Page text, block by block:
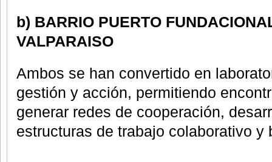
b) BARRIO PUERTO
VALPARAISO
Ambos se han convertido en
gestión y acción, permitiendo
generar redes de cooperación,
estructuras de trabajo colaborativo y